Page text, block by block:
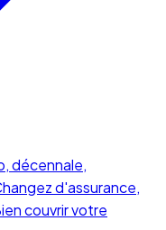
décennale,
d'assurance,
couvrir votre